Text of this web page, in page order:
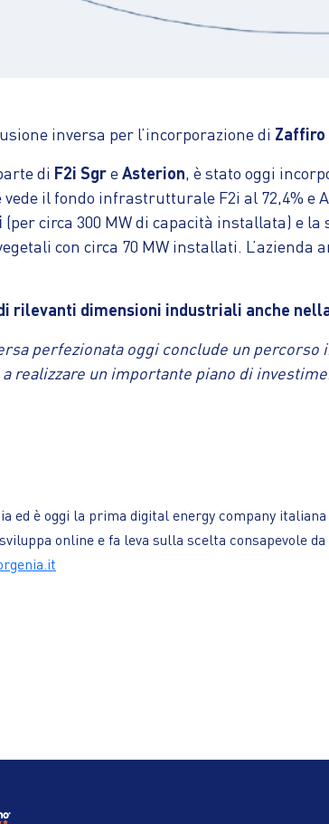
inversa per l’incorporazione di Zaffiro
di F2i SgreAsterion, è stato oggi
il fondo infrastrutturale F2i al 72,4%
(per circa 300 MW di capacità installata) e la
con circa 70 MW installati. L’azienda
rilevanti dimensioni industriali anche
perfezionata oggi conclude un
realizzare un importante piano di
ed è oggi la prima digital energy company
online e fa leva sulla scelta consapevole